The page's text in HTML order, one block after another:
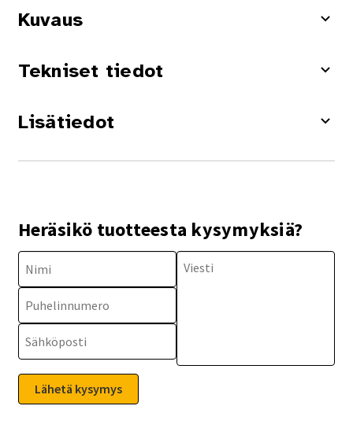
Kuvaus
Tekniset tiedot
Lisätiedot
Heräsikö tuotteesta kysymyksiä?